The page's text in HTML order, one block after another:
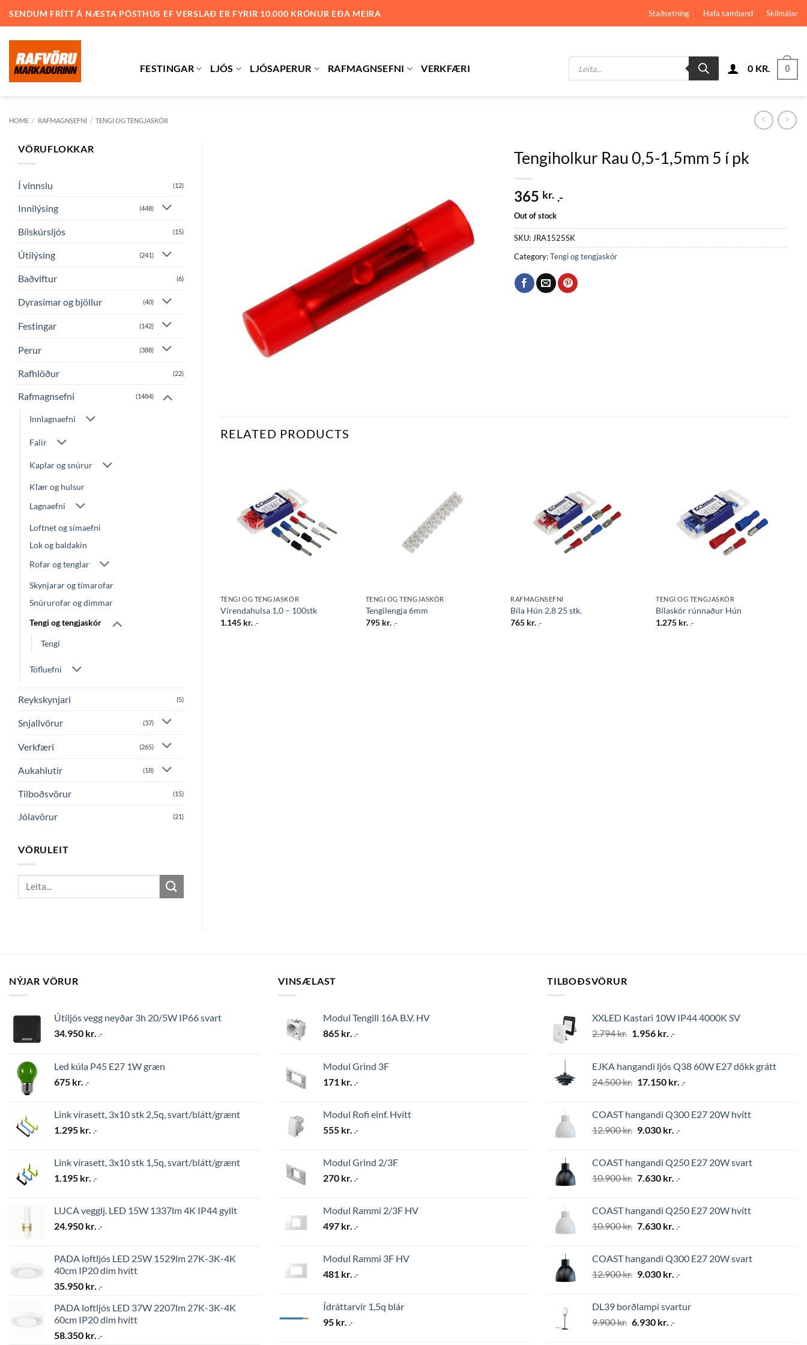
SENDUM FRÍTT Á NÆSTA PÓSTHÚS EF VERSLAÐ ER FYRIR 10.000 KRÓNUR EÐA MEIRA Staðsetning Hafa samband Skilmálar
FESTINGAR LJÓS LJÓSAPERUR RAFMAGNSEFNI VERKFÆRI
Products
search
0 KR. 0
HOME / RAFMAGNSEFNI / TENGI OG TENGJASKÓR
VÖRUFLOKKAR
Í vinnslu (12)
Innilýsing (448)
Bílskúrsljós (15)
Útilýsing (241)
Baðviftur (6)
Dyrasímar og bjöllur (40)
Festingar (142)
Perur (388)
Rafhlöður (22)
Rafmagnsefni (1484)
Innlagnaefni
Falir
Kaplar og snúrur
Klær og hulsur
Lagnaefni
Loftnet og símaefni
Lok og baldakin
Rofar og tenglar
Skynjarar og tímarofar
Snúrurofar og dimmar
Tengi og tengjaskór
Tengi
Töfluefni
Reykskynjari (5)
Snjallvörur (37)
Verkfæri (265)
Aukahlutir (18)
Tilboðsvörur (15)
Jólavörur (21)
VÖRULEIT
Search
óskalista
Tengiholkur Rau 0,5-1,5mm 5 í pk
365 kr. .-
Out of stock
SKU: JRA1525SK
Category:Tengi og tengjaskór
RELATED PRODUCTS
TENGI OG TENGJASKÓR
Vírendahulsa 1,0 – 100stk
1.145 kr. .-
TENGI OG TENGJASKÓR
Tengilengja 6mm
795 kr. .-
óskalista
RAFMAGNSEFNI
Bíla Hún 2,8 25 stk.
765 kr. .-
TENGI OG TENGJASKÓR
Bílaskór rúnnaður Hún
1.275 kr. .-
Bæta
óskalista
TENGI OG TENGJASKÓR
Bílaskór m/gati 2,5 ø5,3-25stk
1.275kr.
NÝJAR VÖRUR
Útiljós vegg neyðar 3h 20/5W IP66 svart
34.950 kr. .-
Led kúla P45 E27 1W græn
675 kr. .-
Link vírasett, 3x10 stk 2,5q, svart/blátt/grænt
1.295 kr. .-
Link vírasett, 3x10 stk 1,5q, svart/blátt/grænt
1.195 kr. .-
LUCA vegglj. LED 15W 1337lm 4K IP44 gyllt
24.950 kr. .-
PADA loftljós LED 25W 1529lm 27K-3K-4K
40cm IP20 dim hvítt
35.950 kr. .-
PADA loftljós LED 37W 2207lm 27K-3K-4K
60cm IP20 dim hvítt
58.350 kr. .-
VINSÆLAST
Modul Tengill 16A B.V. HV
865 kr. .-
Modul Grind 3F
171 kr. .-
Modul Rofi einf. Hvítt
555 kr. .-
Modul Grind 2/3F
270 kr. .-
Modul Rammi 2/3F HV
497 kr. .-
Modul Rammi 3F HV
481 kr. .-
Ídráttarvír 1,5q blár
95 kr. .-
TILBOÐSVÖRUR
XXLED Kastari 10W IP44 4000K SV
2.794kr. Original
2.794 kr..
1.956 kr. Current
1.956 kr..
.-
EJKA hangandi ljós Q38 60W E27 dökk grátt
24.500kr. Original
24.500 kr..
17.150 kr. Current
17.150 kr..
.-
COAST hangandi Q300 E27 20W hvítt
12.900kr. Original
12.900 kr..
9.030 kr. Current
9.030 kr..
.-
COAST hangandi Q250 E27 20W svart
10.900kr. Original
10.900 kr..
7.630 kr. Current
7.630 kr..
.-
COAST hangandi Q250 E27 20W hvítt
10.900kr. Original
10.900 kr..
7.630 kr. Current
7.630 kr..
.-
COAST hangandi Q300 E27 20W svart
12.900kr. Original
12.900 kr..
9.030 kr. Current
9.030 kr..
.-
DL39 borðlampi svartur
9.900kr. Original
6.930 kr. Current
.-